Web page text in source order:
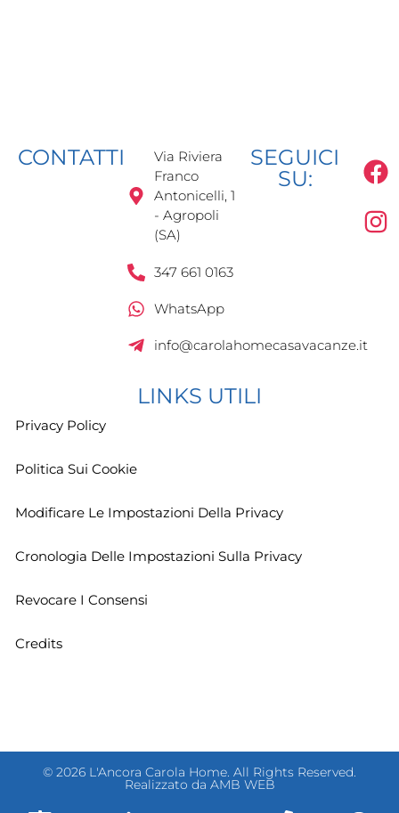
LINKS UTILI
Privacy Policy
Politica Sui Cookie
Modificare Le Impostazioni Della Privacy
Cronologia Delle Impostazioni Sulla Privacy
Revocare I Consensi
Credits
CONTATTI
Via Riviera
Franco
Antonicelli, 1
- Agropoli
(SA)
347 661 0163
WhatsApp
info@carolahomecasavacanze.it
SEGUICI
SU:
© 2026 L'Ancora Carola Home. All Rights Reserved.
Realizzato da AMB WEB